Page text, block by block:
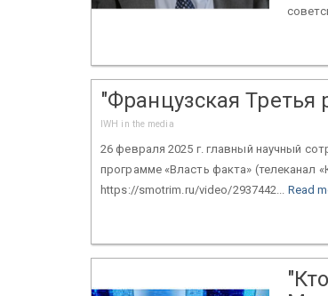
"Французская
IWH in the media
26 февраля 2025 г. главный научный
программе «Власть факта» (телеканал
https://smotrim.ru/video/2937442... Read